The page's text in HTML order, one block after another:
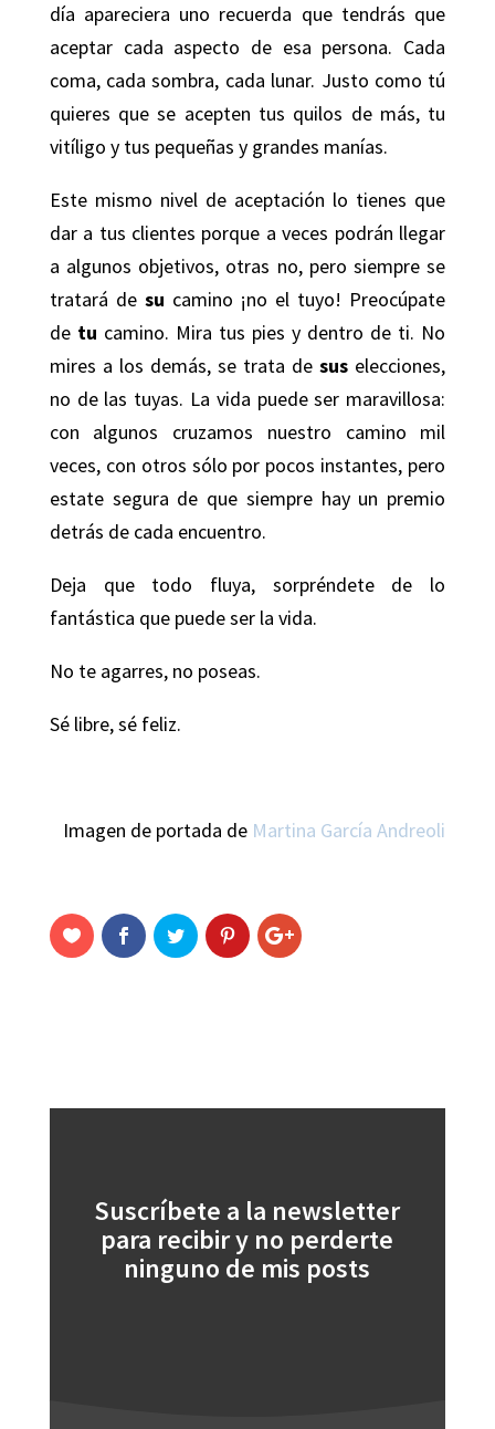
día apareciera uno recuerda que tendrás que
aceptar cada aspecto de esa persona. Cada
coma, cada sombra, cada lunar. Justo como tú
quieres que se acepten tus quilos de más, tu
vitíligo y tus pequeñas y grandes manías.
Este mismo nivel de aceptación lo tienes que
dar a tus clientes porque a veces podrán llegar
a algunos objetivos, otras no, pero siempre se
tratará de su camino ¡no el tuyo! Preocúpate
de tu camino. Mira tus pies y dentro de ti. No
mires a los demás, se trata desus elecciones,
no de las tuyas. La vida puede ser maravillosa:
con algunos cruzamos nuestro camino mil
veces, con otros sólo por pocos instantes, pero
estate segura de que siempre hay un premio
detrás de cada encuentro.
Deja que todo fluya, sorpréndete de lo
fantástica que puede ser la vida.
No te agarres, no poseas.
Sé libre, sé feliz.
Imagen de portada de Martina García Andreoli
Suscríbete a la newsletter
para recibir y no perderte
ninguno de mis posts